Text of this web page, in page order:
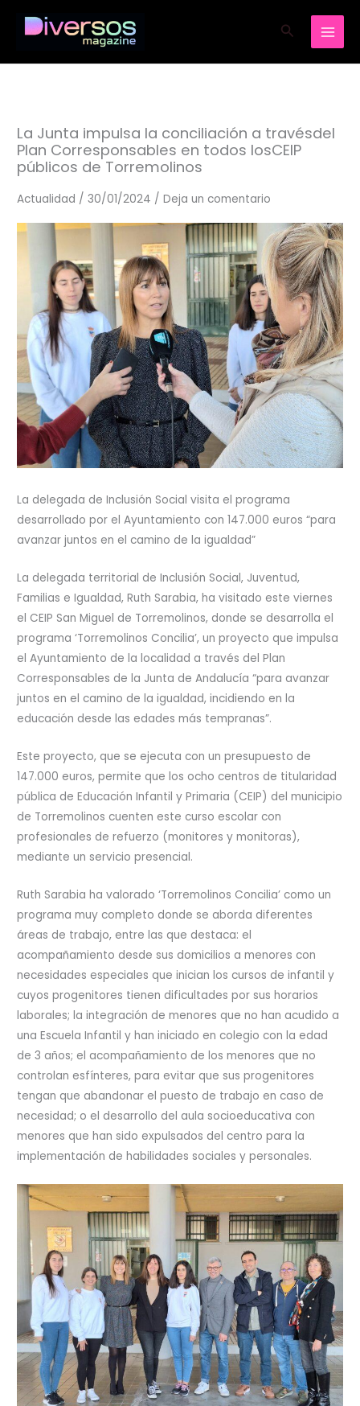
Buscar
La Junta impulsa la conciliación a travésdel
Plan Corresponsables en todos losCEIP
públicos de Torremolinos
Actualidad /30/01/2024 /Deja un comentario
La delegada de Inclusión Social visita el programa
desarrollado por el Ayuntamiento con 147.000 euros “para
avanzar juntos en el camino de la igualdad”
La delegada territorial de Inclusión Social, Juventud,
Familias e Igualdad, Ruth Sarabia, ha visitado este viernes
el CEIP San Miguel de Torremolinos, donde se desarrolla el
programa ‘Torremolinos Concilia’, un proyecto que impulsa
el Ayuntamiento de la localidad a través del Plan
Corresponsables de la Junta de Andalucía “para avanzar
juntos en el camino de la igualdad, incidiendo en la
educación desde las edades más tempranas”.
Este proyecto, que se ejecuta con un presupuesto de
147.000 euros, permite que los ocho centros de titularidad
pública de Educación Infantil y Primaria (CEIP) del municipio
de Torremolinos cuenten este curso escolar con
profesionales de refuerzo (monitores y monitoras),
mediante un servicio presencial.
Ruth Sarabia ha valorado ‘Torremolinos Concilia’ como un
programa muy completo donde se aborda diferentes
áreas de trabajo, entre las que destaca: el
acompañamiento desde sus domicilios a menores con
necesidades especiales que inician los cursos de infantil y
cuyos progenitores tienen dificultades por sus horarios
laborales; la integración de menores que no han acudido a
una Escuela Infantil y han iniciado en colegio con la edad
de 3 años; el acompañamiento de los menores que no
controlan esfínteres, para evitar que sus progenitores
tengan que abandonar el puesto de trabajo en caso de
necesidad; o el desarrollo del aula socioeducativa con
menores que han sido expulsados del centro para la
implementación de habilidades sociales y personales.